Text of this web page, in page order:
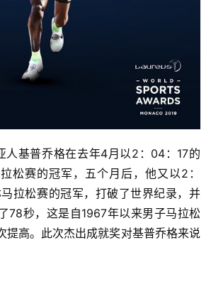
松赛的冠军，五个月后，他又以2：
拉松赛的冠军，打破了世界纪录，并
78秒，这是自1967年以来男子马拉松
提高。此次杰出成就奖对基普乔格来说